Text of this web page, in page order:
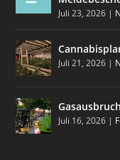
Juli 23, 2026 |
Juli 21, 2026 |
Juli 16, 2026 |